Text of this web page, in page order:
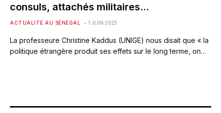
consuls, attachés militaires…
ACTUALITÉ AU SÉNÉGAL 1 JUIN 2025
La professeure Christine Kaddus (UNIGE) nous disait que « la
politique étrangère produit ses effets sur le long terme, on…